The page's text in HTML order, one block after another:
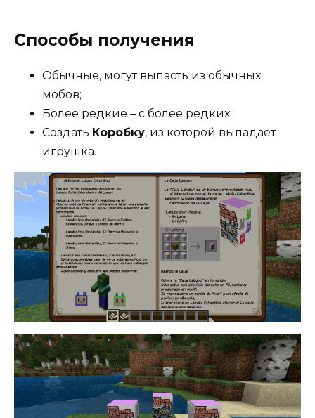
Способы получения
Обычные, могут выпасть из обычных
мобов;
Более редкие – с более редких;
Создать Коробку, из которой выпадает
игрушка.